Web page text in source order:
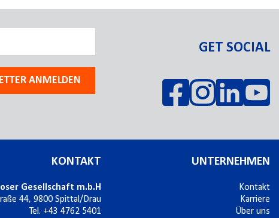
ANMELDEN
GET SOCIAL
KONTAKT
Gesellschaft m.b.H
44, 9800 Spittal/Drau
Tel. +43 4762 5401
UNTERNEHMEN
Kontakt
Karriere
Über uns